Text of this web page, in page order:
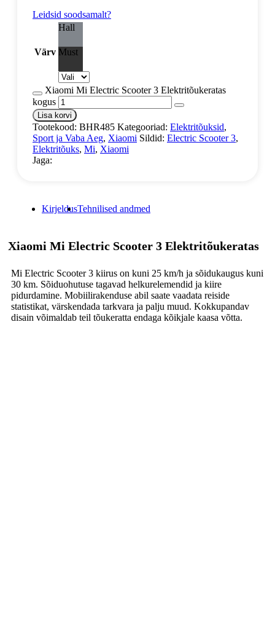
Leidsid soodsamalt?
Värv
Hall
Must
Xiaomi Mi Electric Scooter 3 Elektritõukeratas
kogus
Lisa korvi
Tootekood: BHR485 Kategooriad: Elektritõuksid,
Sport ja Vaba Aeg, Xiaomi Sildid: Electric Scooter 3,
Elektritõuks, Mi, Xiaomi
Jaga:
KirjeldusTehnilised andmed
Xiaomi Mi Electric Scooter 3 Elektritõukeratas
Mi Electric Scooter 3 kiirus on kuni 25 km/h ja sõidukaugus kuni
30 km. Sõiduohutuse tagavad helkurelemendid ja kiire
pidurdamine. Mobiilirakenduse abil saate vaadata reiside
statistikat, värskendada tarkvara ja palju muud. Kokkupandav
disain võimaldab teil tõukeratta endaga kõikjale kaasa võtta.